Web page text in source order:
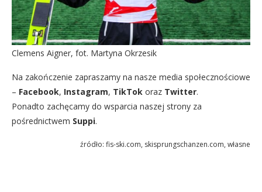
Clemens Aigner, fot. Martyna Okrzesik
Na zakończenie zapraszamy na nasze media społecznościowe
– Facebook, Instagram, TikTok oraz Twitter.
Ponadto zachęcamy do wsparcia naszej strony za
pośrednictwem Suppi.
źródło: fis-ski.com, skisprungschanzen.com, własne